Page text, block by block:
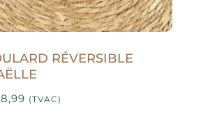
RÉVERSIBLE
(TVAC)